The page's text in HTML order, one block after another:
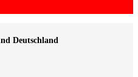
Deutschland